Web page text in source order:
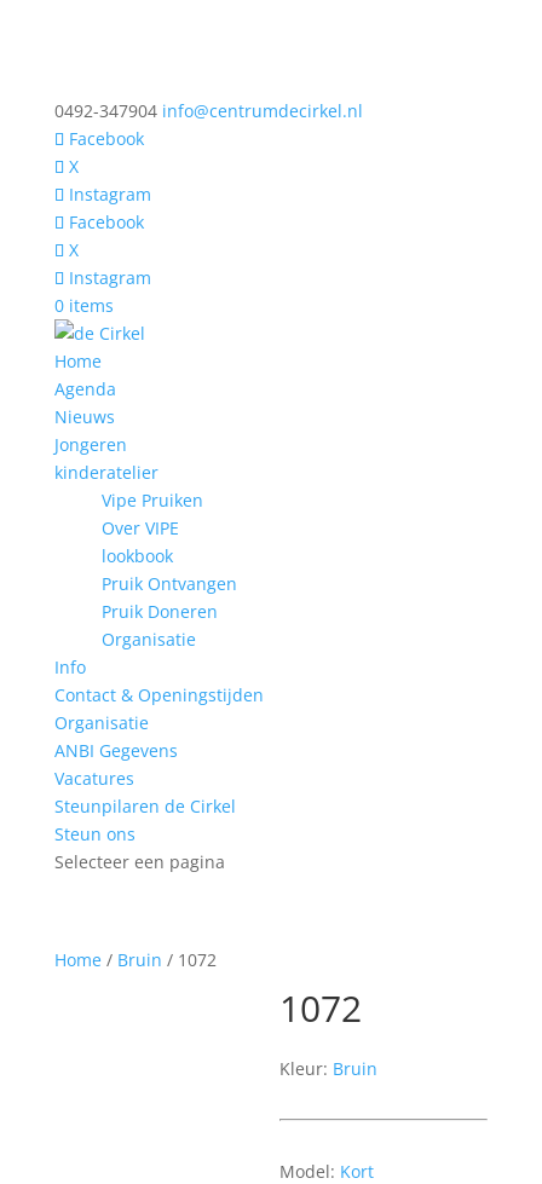
0492-347904 info@centrumdecirkel.nl
Facebook
X
Instagram
Facebook
X
Instagram
0 items
Home
Agenda
Nieuws
Jongeren
kinderatelier
Vipe Pruiken
Over VIPE
lookbook
Pruik Ontvangen
Pruik Doneren
Organisatie
Info
Contact & Openingstijden
Organisatie
ANBI Gegevens
Vacatures
Steunpilaren de Cirkel
Steun ons
Selecteer een pagina
Home/ Bruin / 1072
1072
Kleur: Bruin
Model: Kort